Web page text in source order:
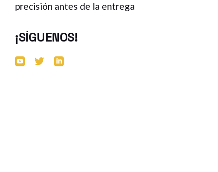
precisión antes de la entrega
¡SÍGUENOS!